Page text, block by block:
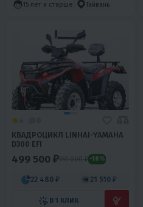
15 лет и старше
Тайвань
КВАДРОЦИКЛ LINHAI-YAMAHA
D300 EFI
499 500 ₽555 000 ₽ -10%
22 480 ₽ 21 510 ₽
В 1 КЛИК